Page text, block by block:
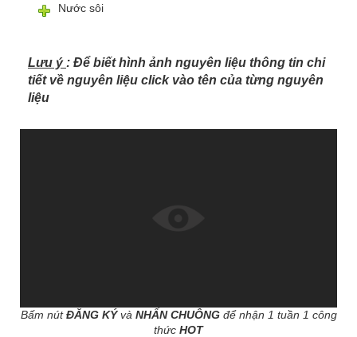
Nước sôi
Lưu ý : Để biết hình ảnh nguyên liệu thông tin chi
tiết về nguyên liệu click vào tên của từng nguyên
liệu
Bấm nútĐĂNG KÝvà NHẤN CHUÔNG để nhận 1 tuần 1 công
thức HOT